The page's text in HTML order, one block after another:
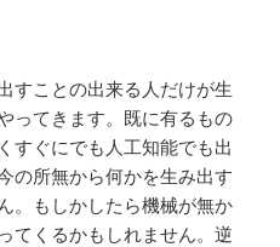
すことの出来る人だけが生
ってきます。既に有るもの
すぐにでも人工知能でも出
の所無から何かを生み出す
。もしかしたら機械が無か
てくるかもしれません。逆